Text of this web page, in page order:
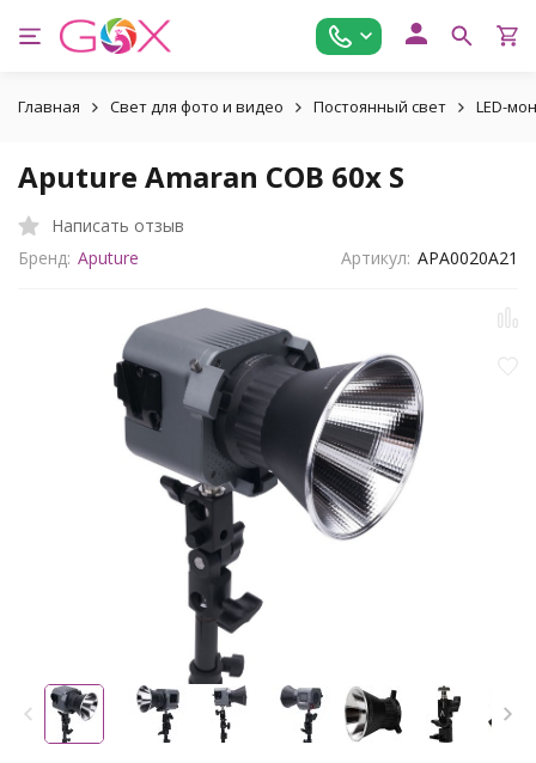
Главная Свет для фото и видео Постоянный свет LED-
Aputure Amaran COB 60x S
Написать отзыв
Бренд: Aputure Артикул: APA0020A21